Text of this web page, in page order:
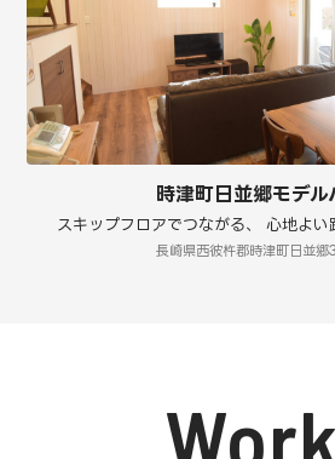
時津町日並郷モデル
スキップフロアでつながる、 心地よい
長崎県西彼杵郡時津町日並